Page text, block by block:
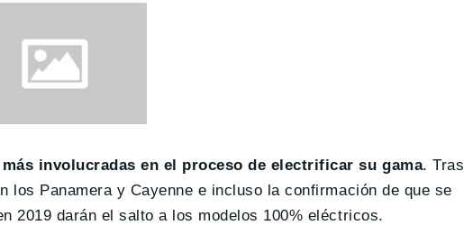
involucradas en el proceso de electrificar su gama. Tras
Panamera y Cayenne e incluso la confirmación de que se
2019 darán el salto a los modelos 100% eléctricos.